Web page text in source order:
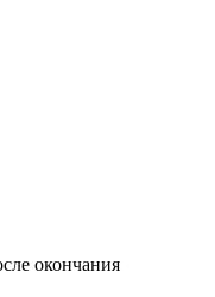
окончания